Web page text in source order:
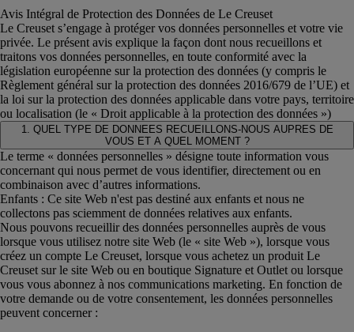
Avis Intégral de Protection des Données de Le Creuset
Le Creuset s’engage à protéger vos données personnelles et votre vie
privée. Le présent avis explique la façon dont nous recueillons et
traitons vos données personnelles, en toute conformité avec la
législation européenne sur la protection des données (y compris le
Règlement général sur la protection des données 2016/679 de l’UE) et
la loi sur la protection des données applicable dans votre pays, territoire
ou localisation (le « Droit applicable à la protection des données »)
1. QUEL TYPE DE DONNEES RECUEILLONS-NOUS AUPRES DE
VOUS ET A QUEL MOMENT ?
Le terme « données personnelles » désigne toute information vous
concernant qui nous permet de vous identifier, directement ou en
combinaison avec d’autres informations.
Enfants : Ce site Web n'est pas destiné aux enfants et nous ne
collectons pas sciemment de données relatives aux enfants.
Nous pouvons recueillir des données personnelles auprès de vous
lorsque vous utilisez notre site Web (le « site Web »), lorsque vous
créez un compte Le Creuset, lorsque vous achetez un produit Le
Creuset sur le site Web ou en boutique Signature et Outlet ou lorsque
vous vous abonnez à nos communications marketing. En fonction de
votre demande ou de votre consentement, les données personnelles
peuvent concerner :